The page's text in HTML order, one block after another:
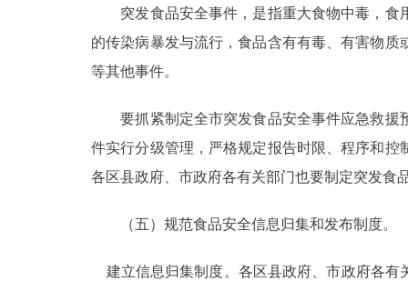
突发食品安全事件，是指重大食物中毒，食
的传染病暴发与流行，食品含有有毒、有害物
等其他事件。
要抓紧制定全市突发食品安全事件应急救援
件实行分级管理，严格规定报告时限、程序和
各区县政府、市政府各有关部门也要制定突发食
（五）规范食品安全信息归集和发布制度。
建立信息归集制度。各区县政府、市政府各有